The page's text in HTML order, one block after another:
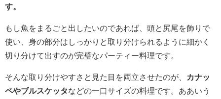
す。
もし魚をまるごと出したいのであれば、頭と尻尾を飾りで
使い、身の部分はしっかりと取り分けられるように細かく
切り分けて出すのが完璧なパーティー料理です。
そんな取り分けやすさと見た目を両立させたのが、
カナッ
ペやブルスケッタなどの一口サイズの料理です。ああいう